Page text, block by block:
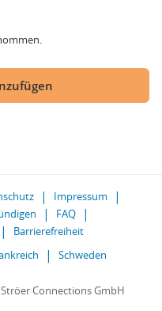
Impressum
FAQ
Barrierefreiheit
Schweden
Ströer Connections GmbH